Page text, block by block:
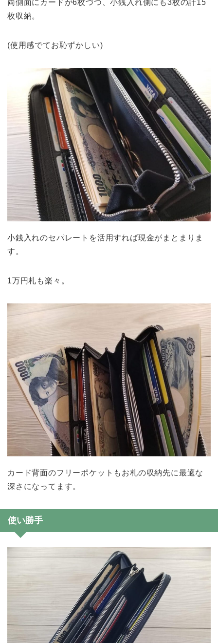
両側面にカードが6枚づつ、小銭入れ側にも3枚の計15
枚収納。
(使用感でてお恥ずかしい)
小銭入れのセパレートを活用すれば現金がまとまりま
す。
1万円札も楽々。
カード背面のフリーポケットもお札の収納先に最適な
深さになってます。
使い勝手